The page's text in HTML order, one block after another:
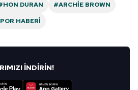
DURAN
#ARCHIE BROWN
HABERI
İNDİRİN!